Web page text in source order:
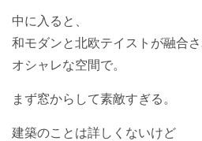
中に入ると、
和モダンと北欧テイストが融合
オシャレな空間で。
まず窓からして素敵すぎる。
建築のことは詳しくないけど